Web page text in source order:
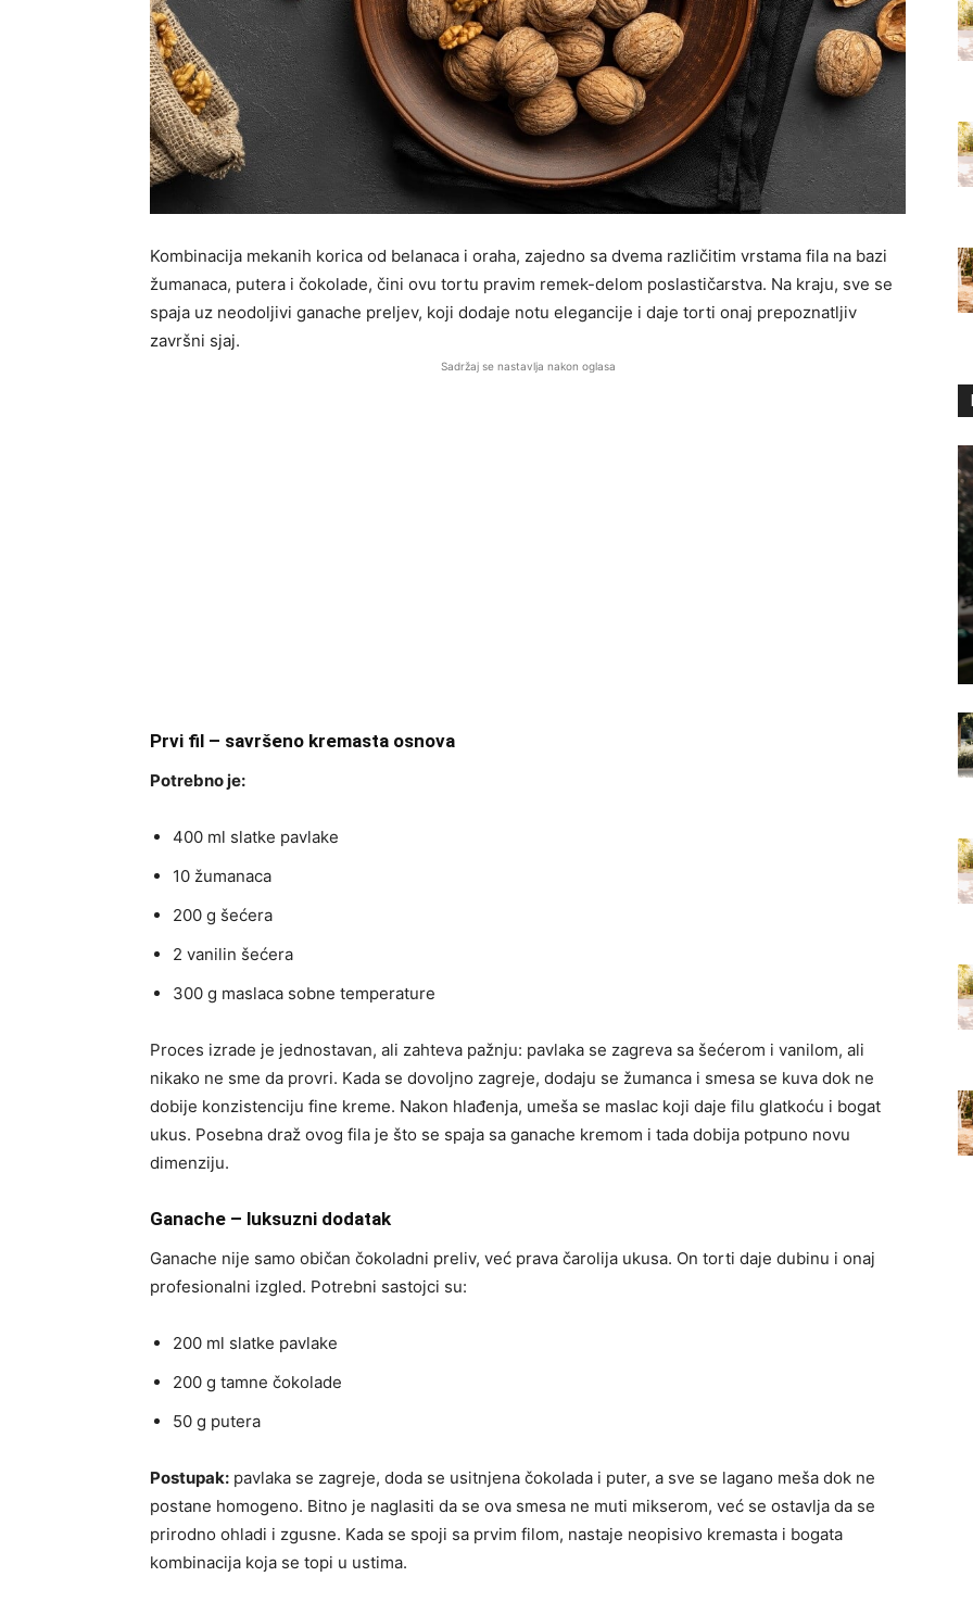
Kombinacija mekanih korica od belanaca i oraha, zajedno sa dvema različitim vrstama fila na bazi
žumanaca, putera i čokolade, čini ovu tortu pravim remek-delom poslastičarstva. Na kraju, sve se
spaja uz neodoljivi ganache preljev, koji dodaje notu elegancije i daje torti onaj prepoznatljiv
završni sjaj.
Sadržaj se nastavlja nakon oglasa
Prvi fil – savršeno kremasta osnova
Potrebno je:
400 ml slatke pavlake
10 žumanaca
200 g šećera
2 vanilin šećera
300 g maslaca sobne temperature
Proces izrade je jednostavan, ali zahteva pažnju: pavlaka se zagreva sa šećerom i vanilom, ali
nikako ne sme da provri. Kada se dovoljno zagreje, dodaju se žumanca i smesa se kuva dok ne
dobije konzistenciju fine kreme. Nakon hlađenja, umeša se maslac koji daje filu glatkoću i bogat
ukus. Posebna draž ovog fila je što se spaja sa ganache kremom i tada dobija potpuno novu
dimenziju.
Ganache – luksuzni dodatak
Ganache nije samo običan čokoladni preliv, već prava čarolija ukusa. On torti daje dubinu i onaj
profesionalni izgled. Potrebni sastojci su:
200 ml slatke pavlake
200 g tamne čokolade
50 g putera
Postupak: pavlaka se zagreje, doda se usitnjena čokolada i puter, a sve se lagano meša dok ne
postane homogeno. Bitno je naglasiti da se ova smesa ne muti mikserom, već se ostavlja da se
prirodno ohladi i zgusne. Kada se spoji sa prvim filom, nastaje neopisivo kremasta i bogata
kombinacija koja se topi u ustima.